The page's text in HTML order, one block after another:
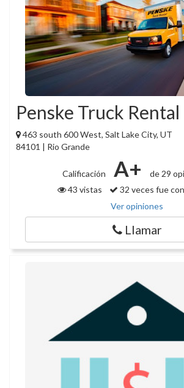
Penske Truck Rental
463 south 600 West, Salt Lake City, UT
84101 | Rio Grande
Calificación A+
de 29
43 vistas
32 veces fue
Ver opiniones
Llamar